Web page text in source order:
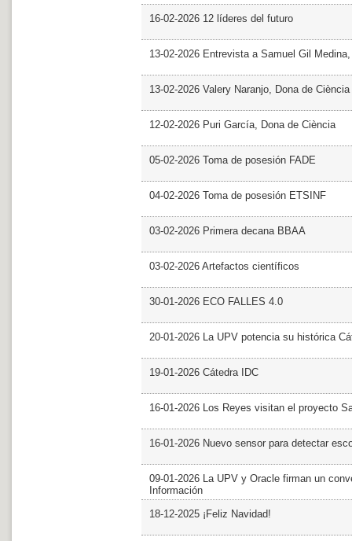
16-02-2026 12 líderes del futuro
13-02-2026 Entrevista a Samuel Gil
13-02-2026 Valery Naranjo, Dona de Ciència
12-02-2026 Puri García, Dona de Ciència
05-02-2026 Toma de posesión FADE
04-02-2026 Toma de posesión ETSINF
03-02-2026 Primera decana BBAA
03-02-2026 Artefactos científicos
30-01-2026 ECO FALLES 4.0
20-01-2026 La UPV potencia su histórica
19-01-2026 Cátedra IDC
16-01-2026 Los Reyes visitan el proyecto
16-01-2026 Nuevo sensor para detectar
09-01-2026 La UPV y Oracle firman un
Información
18-12-2025 ¡Feliz Navidad!